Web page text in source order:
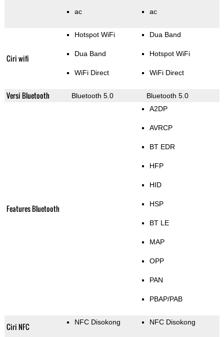
ac ac
Ciri wifi
Hotspot WiFi
Dua Band
WiFi Direct
Dua Band
Hotspot WiFi
WiFi Direct
Versi Bluetooth Bluetooth 5.0 Bluetooth 5.0
Features Bluetooth
A2DP
AVRCP
BT EDR
HFP
HID
HSP
BT LE
MAP
OPP
PAN
PBAP/PAB
Ciri NFC NFC Disokong NFC Disokong